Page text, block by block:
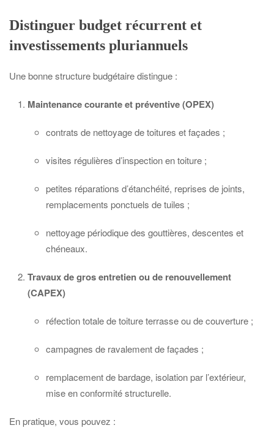
Distinguer budget récurrent et
investissements pluriannuels
Une bonne structure budgétaire distingue :
Maintenance courante et préventive (OPEX)
contrats de nettoyage de toitures et façades ;
visites régulières d’inspection en toiture ;
petites réparations d’étanchéité, reprises de joints,
remplacements ponctuels de tuiles ;
nettoyage périodique des gouttières, descentes et
chéneaux.
Travaux de gros entretien ou de renouvellement
(CAPEX)
réfection totale de toiture terrasse ou de couverture ;
campagnes de ravalement de façades ;
remplacement de bardage, isolation par l’extérieur,
mise en conformité structurelle.
En pratique, vous pouvez :